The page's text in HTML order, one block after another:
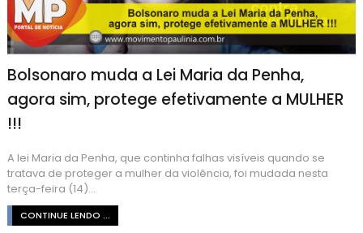
Bolsonaro muda a Lei Maria da Penha,
agora sim, protege efetivamente a MULHER
!!!
A lei Maria da Penha, que continha falhas visíveis quando se
tratava de proteger a mulher da violência, foi mudada nesta
terça-feira (14)...
CONTINUE LENDO ...